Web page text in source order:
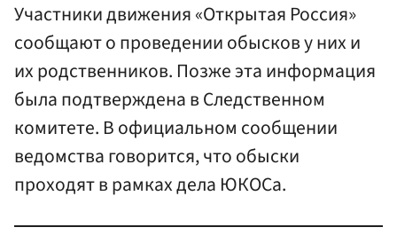
Участники движения «Открытая Россия»
сообщают о проведении обысков у них и
их родственников. Позже эта информация
была подтверждена в Следственном
комитете. В официальном сообщении
ведомства говорится, что обыски
проходят в рамках дела ЮКОСа.